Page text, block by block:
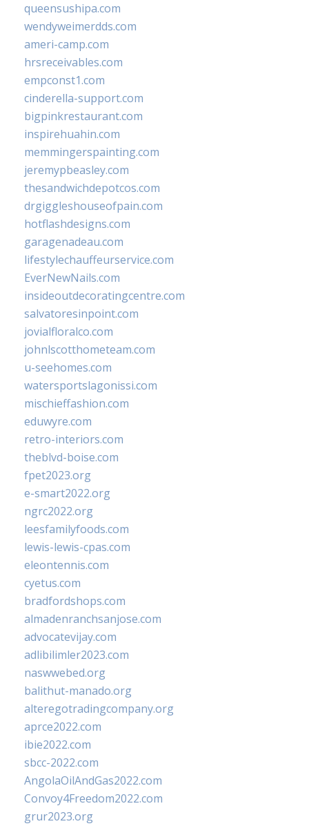
queensushipa.com
wendyweimerdds.com
ameri-camp.com
hrsreceivables.com
empconst1.com
cinderella-support.com
bigpinkrestaurant.com
inspirehuahin.com
memmingerspainting.com
jeremypbeasley.com
thesandwichdepotcos.com
drgiggleshouseofpain.com
hotflashdesigns.com
garagenadeau.com
lifestylechauffeurservice.com
EverNewNails.com
insideoutdecoratingcentre.com
salvatoresinpoint.com
jovialfloralco.com
johnlscotthometeam.com
u-seehomes.com
watersportslagonissi.com
mischieffashion.com
eduwyre.com
retro-interiors.com
theblvd-boise.com
fpet2023.org
e-smart2022.org
ngrc2022.org
leesfamilyfoods.com
lewis-lewis-cpas.com
eleontennis.com
cyetus.com
bradfordshops.com
almadenranchsanjose.com
advocatevijay.com
adlibilimler2023.com
naswwebed.org
balithut-manado.org
alteregotradingcompany.org
aprce2022.com
ibie2022.com
sbcc-2022.com
AngolaOilAndGas2022.com
Convoy4Freedom2022.com
grur2023.org